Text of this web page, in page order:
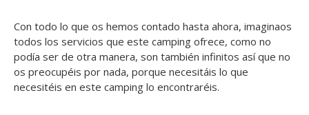
Con todo lo que os hemos contado hasta ahora, imaginaos
todos los servicios que este camping ofrece, como no
podía ser de otra manera, son también infinitos así que no
os preocupéis por nada, porque necesitáis lo que
necesitéis en este camping lo encontraréis.